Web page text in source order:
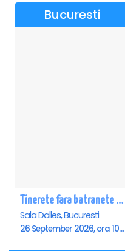
Bucuresti
Tinerete fara batranete si viata fara de moarte
Sala Dalles, Bucuresti
26 September 2026, ora 10:30